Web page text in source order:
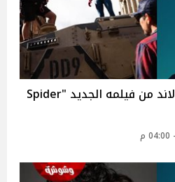
الصور الأولية لـ توم هولاند من فيلمه الجديد "Spider